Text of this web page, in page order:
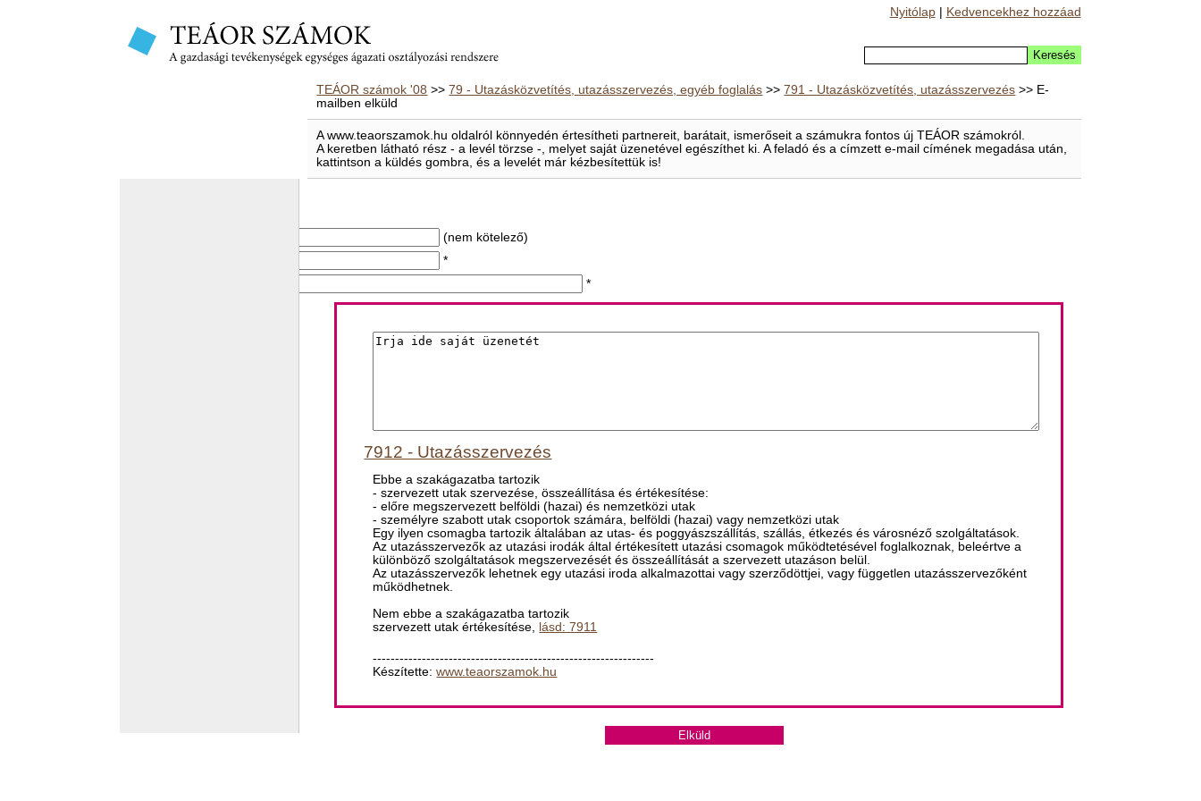
Nyitólap| Kedvencekhez hozzáad
TEÁOR számok '08 >>79 - Utazásközvetítés, utazásszervezés, egyéb foglalás >>791 - Utazásközvetítés, utazásszervezés >> E-
mailben elküld
A www.teaorszamok.hu oldalról könnyedén értesítheti partnereit, barátait, ismerőseit a számukra fontos új TEÁOR számokról.
A keretben látható rész - a levél törzse -, melyet saját üzenetével egészíthet ki. A feladó és a címzett e-mail címének megadása után,
kattintson a küldés gombra, és a levelét már kézbesítettük is!
(nem kötelező)
*
*
7912 - Utazásszervezés
Ebbe a szakágazatba tartozik
- szervezett utak szervezése, összeállítása és értékesítése:
- előre megszervezett belföldi (hazai) és nemzetközi utak
- személyre szabott utak csoportok számára, belföldi (hazai) vagy nemzetközi utak
Egy ilyen csomagba tartozik általában az utas- és poggyászszállítás, szállás, étkezés és városnéző szolgáltatások.
Az utazásszervezők az utazási irodák által értékesített utazási csomagok működtetésével foglalkoznak, beleértve a
különböző szolgáltatások megszervezését és összeállítását a szervezett utazáson belül.
Az utazásszervezők lehetnek egy utazási iroda alkalmazottai vagy szerződöttjei, vagy független utazásszervezőként
működhetnek.
Nem ebbe a szakágazatba tartozik
szervezett utak értékesítése, lásd: 7911
---------------------------------------------------------------
Készítette:www.teaorszamok.hu